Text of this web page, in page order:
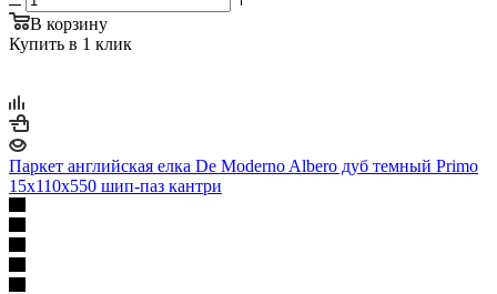
В корзину
Купить в 1 клик
Паркет английская елка De Moderno Albero дуб темный Primo
15х110х550 шип-паз кантри